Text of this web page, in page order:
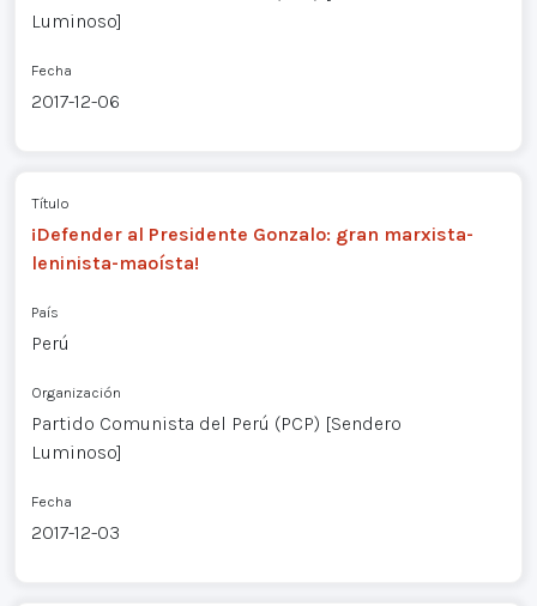
Luminoso]
Fecha
2017-12-06
Título
¡Defender al Presidente Gonzalo: gran marxista-
leninista-maoísta!
País
Perú
Organización
Partido Comunista del Perú (PCP) [Sendero
Luminoso]
Fecha
2017-12-03